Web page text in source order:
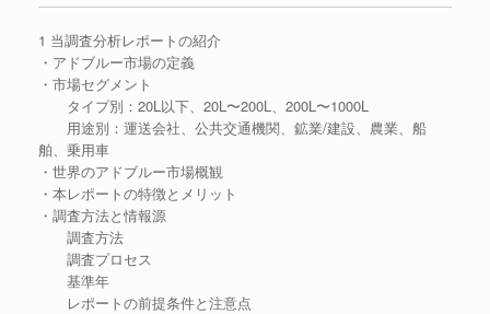
1 当調査分析レポートの紹介
・アドブルー市場の定義
・市場セグメント
タイプ別：20L以下、20L〜200L、200L〜1000L
用途別：運送会社、公共交通機関、鉱業/建設、農業、船
舶、乗用車
・世界のアドブルー市場概観
・本レポートの特徴とメリット
・調査方法と情報源
調査方法
調査プロセス
基準年
レポートの前提条件と注意点